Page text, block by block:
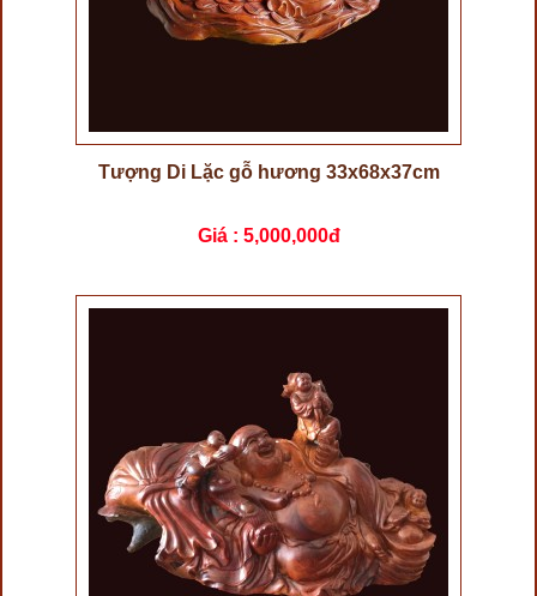
Tượng Di Lặc gỗ hương 33x68x37cm
Giá : 5,000,000đ